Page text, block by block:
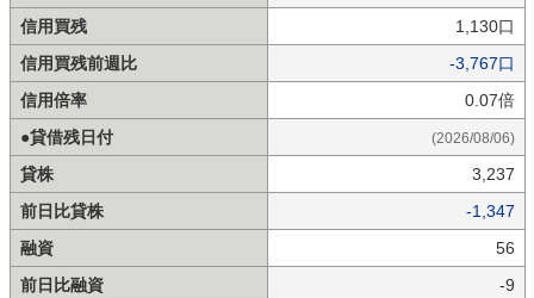
信用買残
1,130口
信用買残前週比
-3,767口
信用倍率
0.07倍
●貸借残日付
(2026/08/06)
貸株
3,237
前日比貸株
-1,347
融資
56
前日比融資
-9